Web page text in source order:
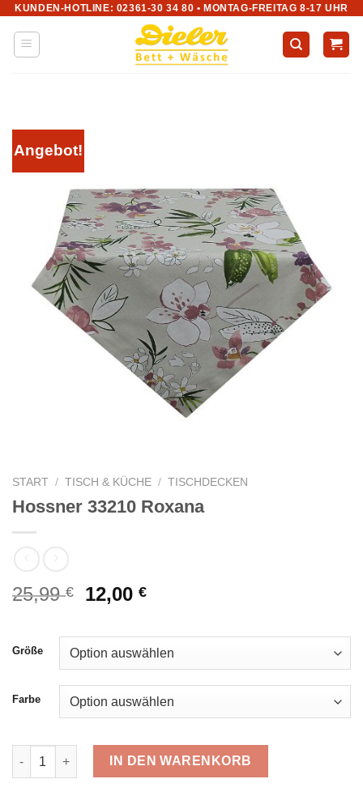
Zum
Inhalt
springen
KUNDEN-HOTLINE: 02361-30 34 80 • MONTAG-FREITAG 8-17 UHR
Angebot!
START / TISCH & KÜCHE / TISCHDECKEN
Hossner 33210 Roxana
25,99€
Ursprünglicher
war:
25,99 €
12,00€Aktueller
ist:
12,00 €.
Größe
Farbe
Hossner 33210 Roxana Menge
IN DEN WARENKORB